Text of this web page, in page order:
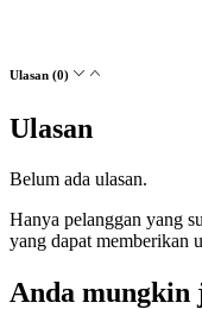
Ulasan (0)
Ulasan
Belum ada ulasan.
Hanya pelanggan yang
yang dapat memberikan
Anda mungkin